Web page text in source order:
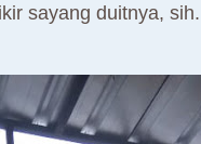
sayang duitnya,